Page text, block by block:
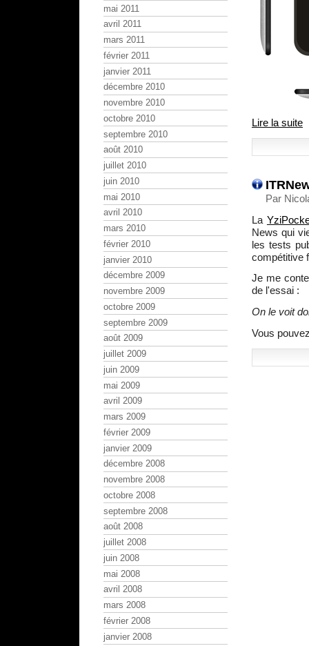
Lire la suite
Par
La
News qui
les tests
compétitive
Je me
de l'essai :
On le voit
Vous
mai 2011
avril 2011
mars 2011
février 2011
janvier 2011
décembre 2010
novembre 2010
octobre 2010
septembre 2010
août 2010
juillet 2010
juin 2010
mai 2010
avril 2010
mars 2010
février 2010
janvier 2010
décembre 2009
novembre 2009
octobre 2009
septembre 2009
août 2009
juillet 2009
juin 2009
mai 2009
avril 2009
mars 2009
février 2009
janvier 2009
décembre 2008
novembre 2008
octobre 2008
septembre 2008
août 2008
juillet 2008
juin 2008
mai 2008
avril 2008
mars 2008
février 2008
janvier 2008